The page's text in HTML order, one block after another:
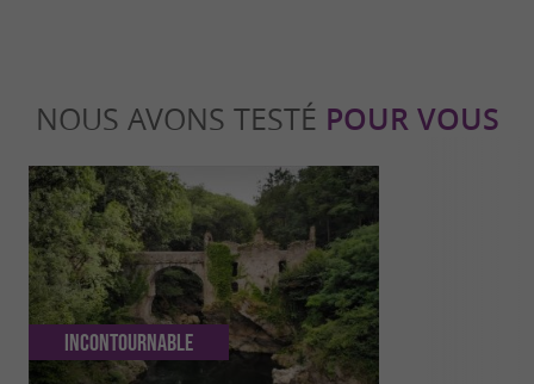
NOUS AVONS TESTÉ POUR VOUS
Incontournable